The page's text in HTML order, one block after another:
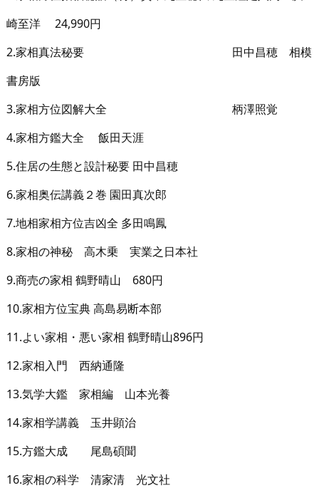
崎至洋 24,990円
2.家相真法秘要 田中昌穂 相模
書房版
3.家相方位図解大全 柄澤照覚
4.家相方鑑大全 飯田天涯
5.住居の生態と設計秘要 田中昌穂
6.家相奥伝講義２巻 園田真次郎
7.地相家相方位吉凶全 多田鳴鳳
8.家相の神秘 高木乗 実業之日本社
9.商売の家相 鶴野晴山 680円
10.家相方位宝典 高島易断本部
11.よい家相・悪い家相 鶴野晴山896円
12.家相入門 西納通隆
13.気学大鑑 家相編 山本光養
14.家相学講義 玉井顕治
15.方鑑大成 尾島碩聞
16.家相の科学 清家清 光文社